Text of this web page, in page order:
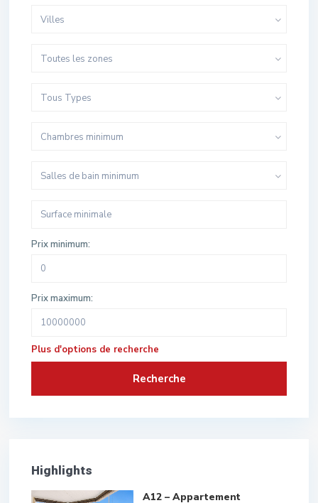
Villes
Toutes les zones
Tous Types
Chambres minimum
Salles de bain minimum
Prix minimum:
Prix maximum:
Plus d'options de recherche
Recherche
Highlights
A12 – Appartement